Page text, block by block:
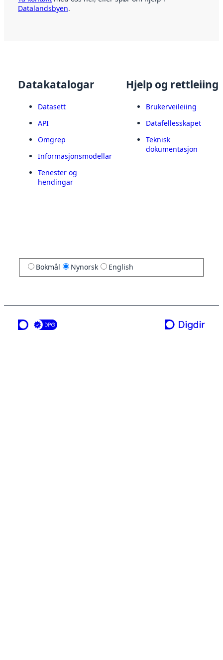
Datalandsbyen.
Datakatalogar
Datasett
API
Omgrep
Informasjonsmodellar
Tenester og
hendingar
Hjelp og rettleiing
Brukerveileiing
Datafellesskapet
Teknisk
dokumentasjon
Bokmål Nynorsk English